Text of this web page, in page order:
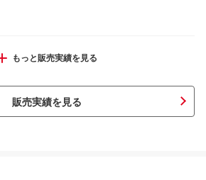
Ｋｅｉ Ｂターボ
もっと販売実績を見る
販売実績を見る